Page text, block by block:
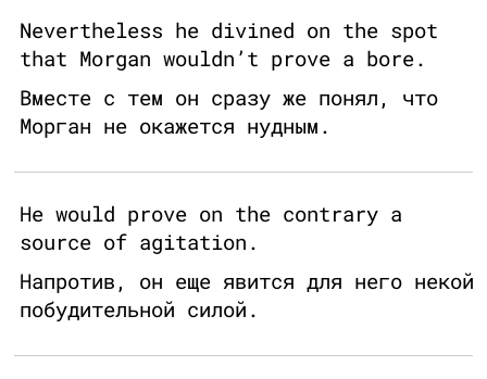
Nevertheless he divined on the spot
that Morgan wouldn’t prove a bore.
Вместе с тем он сразу же понял, что
Морган не окажется нудным.
He would prove on the contrary a
source of agitation.
Напротив, он еще явится для него некой
побудительной силой.